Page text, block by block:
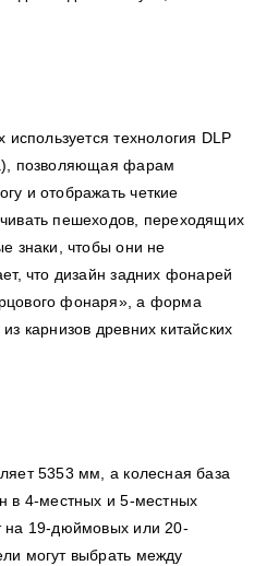
технология DLP
позволяющая фарам
и отображать четкие
пешеходов, переходящих
знаки, чтобы они не
что дизайн задних фонарей
фонаря», а форма
карнизов древних китайских
5353 мм, а колесная база
в 4-местных и 5-местных
на 19-дюймовых или 20-
могут выбрать между